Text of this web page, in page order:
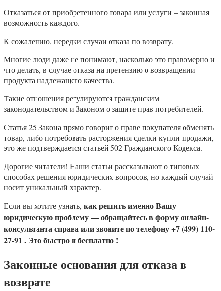
Отказаться от приобретенного товара или услуги – законная
возможность каждого.
К сожалению, нередки случаи отказа по возврату.
Многие люди даже не понимают, насколько это правомерно и
что делать, в случае отказа на претензию о возвращении
продукта надлежащего качества.
Такие отношения регулируются гражданским
законодательством и Законом о защите прав потребителей.
Статья 25 Закона прямо говорит о праве покупателя обменять
товар, либо потребовать расторжения сделки купли-продажи,
это же подтверждается статьей 502 Гражданского Кодекса.
Дорогие читатели! Наши статьи рассказывают о типовых
способах решения юридических вопросов, но каждый случай
носит уникальный характер.
Если вы хотите узнать, как решить именно Вашу
юридическую проблему — обращайтесь в форму онлайн-
консультанта справа или звоните по телефону +7 (499) 110-
27-91 . Это быстро и бесплатно !
Законные основания для отказа в
возврате